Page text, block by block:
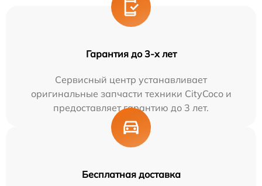
Гарантия до 3-х лет
Сервисный центр устанавливает
оригинальные запчасти техники CityCoco и
предоставляет гарантию до 3 лет.
Бесплатная доставка